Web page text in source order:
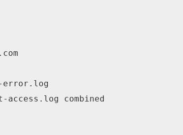
error.log
access.log combined